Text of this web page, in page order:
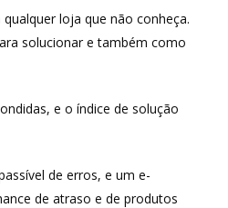
loja que não conheça.
solucionar e também como
e o índice de solução
de erros, e um e-
de atraso e de produtos